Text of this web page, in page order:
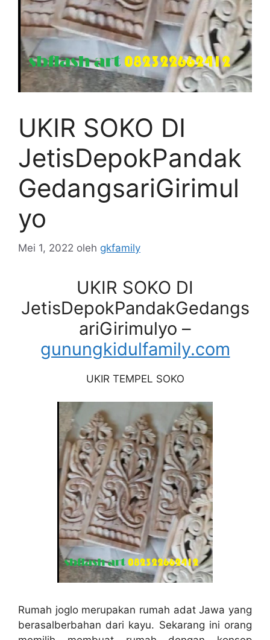
UKIR SOKO DI
JetisDepokPandak
GedangsariGirimul
yo
Mei 1, 2022 oleh gkfamily
UKIR SOKO DI
JetisDepokPandakGedangs
ariGirimulyo –
gunungkidulfamily.com
UKIR TEMPEL SOKO
Rumah joglo merupakan rumah adat Jawa yang
berasalberbahan dari kayu. Sekarang ini orang